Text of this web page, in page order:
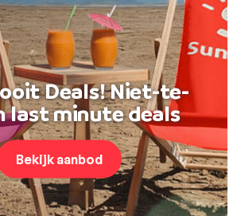
Deals! Niet-te-
last minute deals
Bekijk aanbod